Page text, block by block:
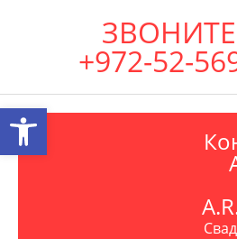
+972-52-
Открыть панель инструментов